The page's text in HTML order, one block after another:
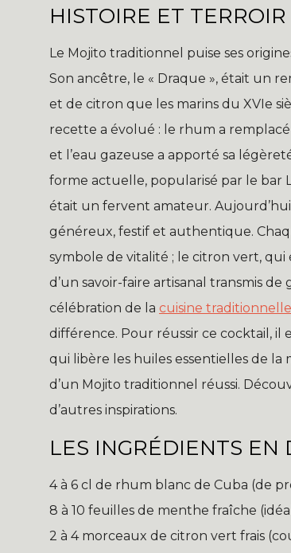
HISTOIRE ET
Le Mojito traditionnel puise ses
Son ancêtre, le « Draque », était un
et de citron que les marins du XVIe
recette a évolué : le rhum a
et l’eau gazeuse a apporté sa
forme actuelle, popularisé par le bar
était un fervent amateur.
généreux, festif et authentique.
symbole de vitalité ; le citron vert,
d’un savoir-faire artisanal transmis
célébration de la cuisine traditionnelle
différence. Pour réussir ce cocktail, il
qui libère les huiles essentielles de la
d’un Mojito traditionnel réussi.
d’autres inspirations.
LES INGRÉDIENTS EN
4 à 6 cl de rhum blanc de Cuba (de
8 à 10 feuilles de menthe fraîche
2 à 4 morceaux de citron vert frais